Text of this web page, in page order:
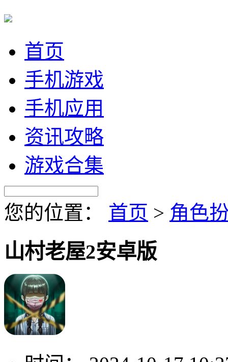
首页
手机游戏
手机应用
资讯攻略
游戏合集
您的位置： 首页 > 角色
山村老屋2安卓版